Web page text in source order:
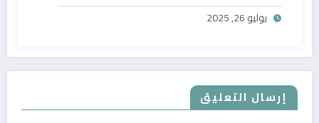
يوليو 26, 2025
إرسال التعليق